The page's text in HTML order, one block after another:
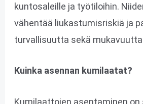
kuntosaleille ja työtiloihin.
vähentää liukastumisriskiä ja
turvallisuutta sekä
Kuinka asennan kumilaatat?
Kumilaattojen asentaminen on